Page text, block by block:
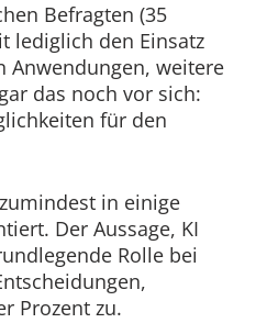
Befragten (35
lediglich den Einsatz
Anwendungen, weitere
das noch vor sich:
für den
in einige
Der Aussage, KI
Rolle bei
Prozent zu.